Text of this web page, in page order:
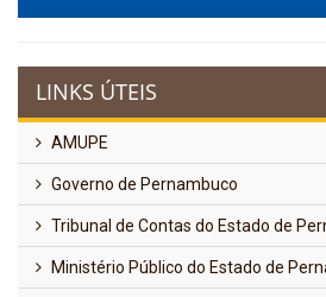
LINKS ÚTEIS
AMUPE
Governo de Pernambuco
Tribunal de Contas do Estado de
Ministério Público do Estado de